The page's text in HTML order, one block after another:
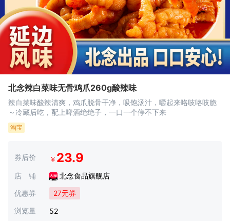
北念辣白菜味无骨鸡爪260g酸辣味
辣白菜味酸辣清爽，鸡爪脱骨干净，吸饱汤汁，嚼起来咯吱咯吱脆
～冷藏后吃，配上啤酒绝绝子，一口一个停不下来
淘宝
券后价 ￥ 23.9
店 铺
北念食品旗舰店
优惠券
27元券
浏览量
52